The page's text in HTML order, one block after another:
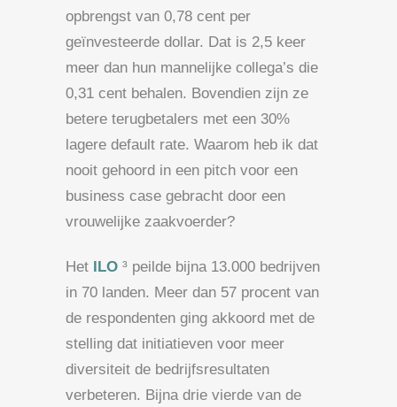
opbrengst van 0,78 cent per
geïnvesteerde dollar. Dat is 2,5 keer
meer dan hun mannelijke collega’s die
0,31 cent behalen. Bovendien zijn ze
betere terugbetalers met een 30%
lagere default rate. Waarom heb ik dat
nooit gehoord in een pitch voor een
business case gebracht door een
vrouwelijke zaakvoerder?
Het ILO ³ peilde bijna 13.000 bedrijven
in 70 landen. Meer dan 57 procent van
de respondenten ging akkoord met de
stelling dat initiatieven voor meer
diversiteit de bedrijfsresultaten
verbeteren. Bijna drie vierde van de